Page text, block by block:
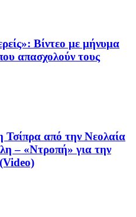
Βίντεο με μήνυμα
απασχολούν τους
Τσίπρα από την Νεολαία
– «Ντροπή» για την